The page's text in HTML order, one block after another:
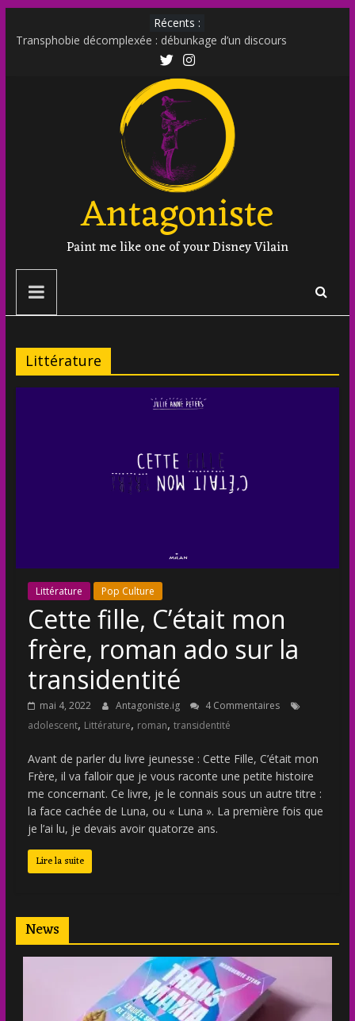
Récents :
Transphobie décomplexée : débunkage d’un discours
Transmania : le fantasme transphobe de Moutot et Stern
Muscle Mommy : analyse d’un phénomène venu des social
Militer sur le net est-il un non sens ?
Outing et photographie : comment faire ?
Antagoniste
Paint me like one of your Disney Vilain
Littérature
Littérature Pop Culture
Cette fille, C’était mon
frère, roman ado sur la
transidentité
mai 4, 2022 Antagoniste.ig
4 Commentaires
adolescent, Littérature, roman, transidentité
Avant de parler du livre jeunesse : Cette Fille, C’était mon
Frère, il va falloir que je vous raconte une petite histoire
me concernant. Ce livre, je le connais sous un autre titre :
la face cachée de Luna, ou « Luna ». La première fois que
je l’ai lu, je devais avoir quatorze ans.
Lire la suite
News